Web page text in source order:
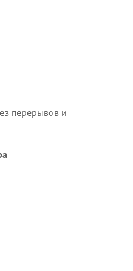
перерывов и